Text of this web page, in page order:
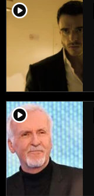
player2
player2